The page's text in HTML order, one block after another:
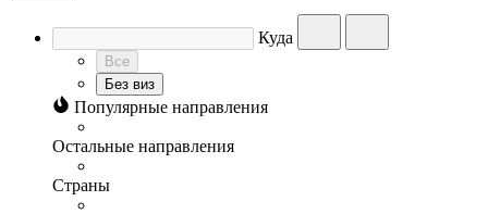
Куда
Все
Без виз
Популярные направления
Остальные направления
Страны